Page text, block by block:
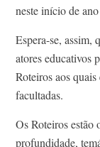
neste início de
Espera-se, assim,
atores educativos
Roteiros aos quais
facultadas.
Os Roteiros estão
profundidade,